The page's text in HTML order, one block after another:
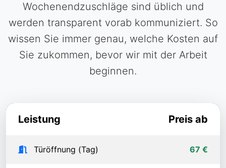
Wochenendzuschläge sind üblich und
werden transparent vorab kommuniziert. So
wissen Sie immer genau, welche Kosten auf
Sie zukommen, bevor wir mit der Arbeit
beginnen.
Leistung Preis ab
Türöffnung (Tag) 67 €